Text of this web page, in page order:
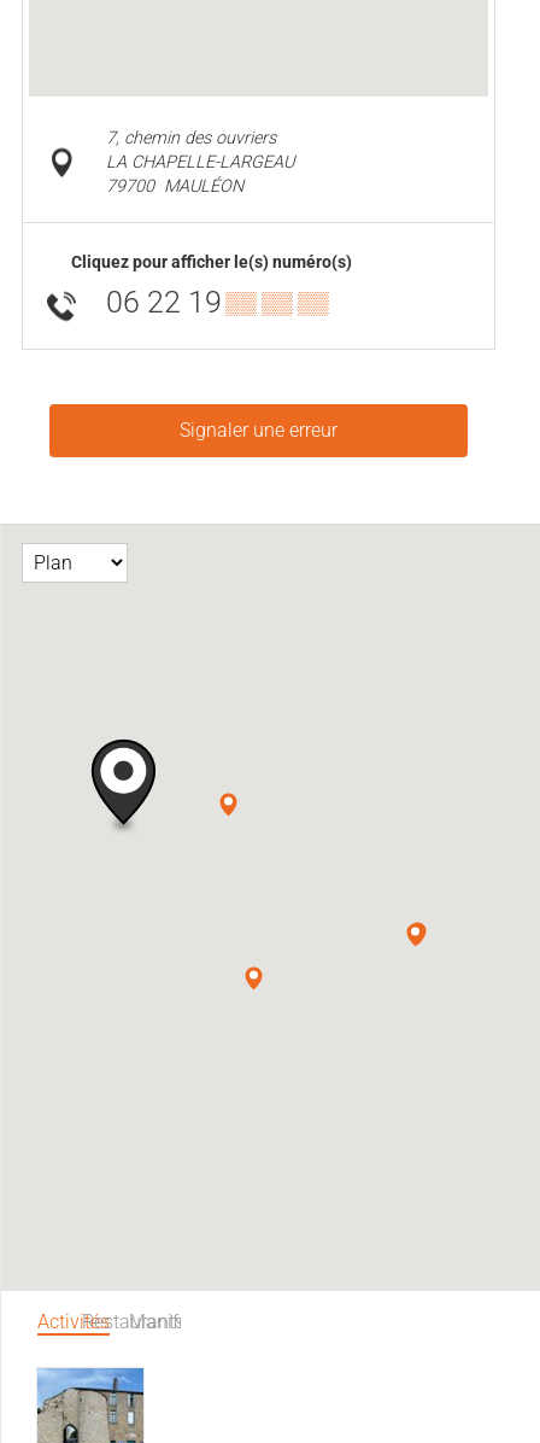
7, chemin des ouvriers
LA CHAPELLE-LARGEAU
79700 MAULÉON
Cliquez pour afficher le(s) numéro(s)
06 22 19▒▒ ▒▒ ▒▒
Signaler une erreur
ActivitésRestaurantsManifestations